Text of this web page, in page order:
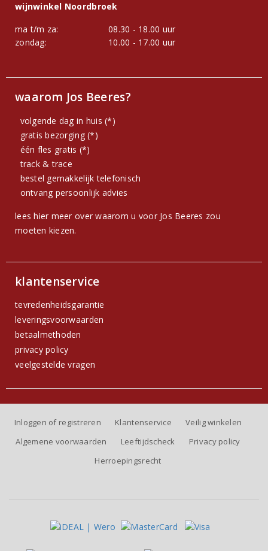
wijnwinkel Noordbroek
ma t/m za:
08.30 - 18.00 uur
zondag:
10.00 - 17.00 uur
waarom Jos Beeres?
volgende dag in huis (*)
gratis bezorging (*)
één fles gratis (*)
track & trace
bestel gemakkelijk telefonisch
ontvang persoonlijk advies
lees hier meer over waarom u voor Jos Beeres zou
moeten kiezen.
klantenservice
tevredenheidsgarantie
leveringsvoorwaarden
betaalmethoden
privacy policy
veelgestelde vragen
Inloggen of registreren Klantenservice
Veilig winkelen
Algemene voorwaarden
Leeftijdscheck
Privacy policy
Herroepingsrecht